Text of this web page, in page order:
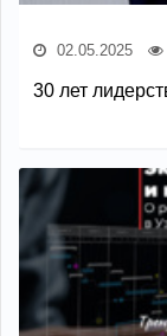
02.05.2025
30 лет